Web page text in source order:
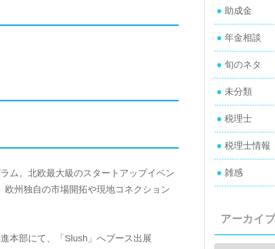
ム。北欧最大級のスタートアップイベン
欧州独自の市場開拓や現地コネクション
本部にて、「Slush」へブース出展
助成金
年金相談
旬のネタ
未分類
税理士
税理士情報
雑感
アーカイ